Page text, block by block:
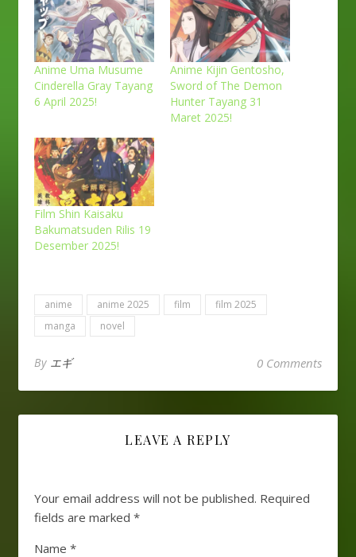
Anime Uma Musume
Cinderella Gray Tayang
6 April 2025!
Anime Kijin Gentosho,
Sword of The Demon
Hunter Tayang 31
Maret 2025!
Film Shin Kaisaku
Bakumatsuden Rilis 19
Desember 2025!
anime anime 2025 film
film 2025
manga
novel
By エギ 0 Comments
LEAVE A REPLY
Your email address will not be published. Required
fields are marked *
Name *